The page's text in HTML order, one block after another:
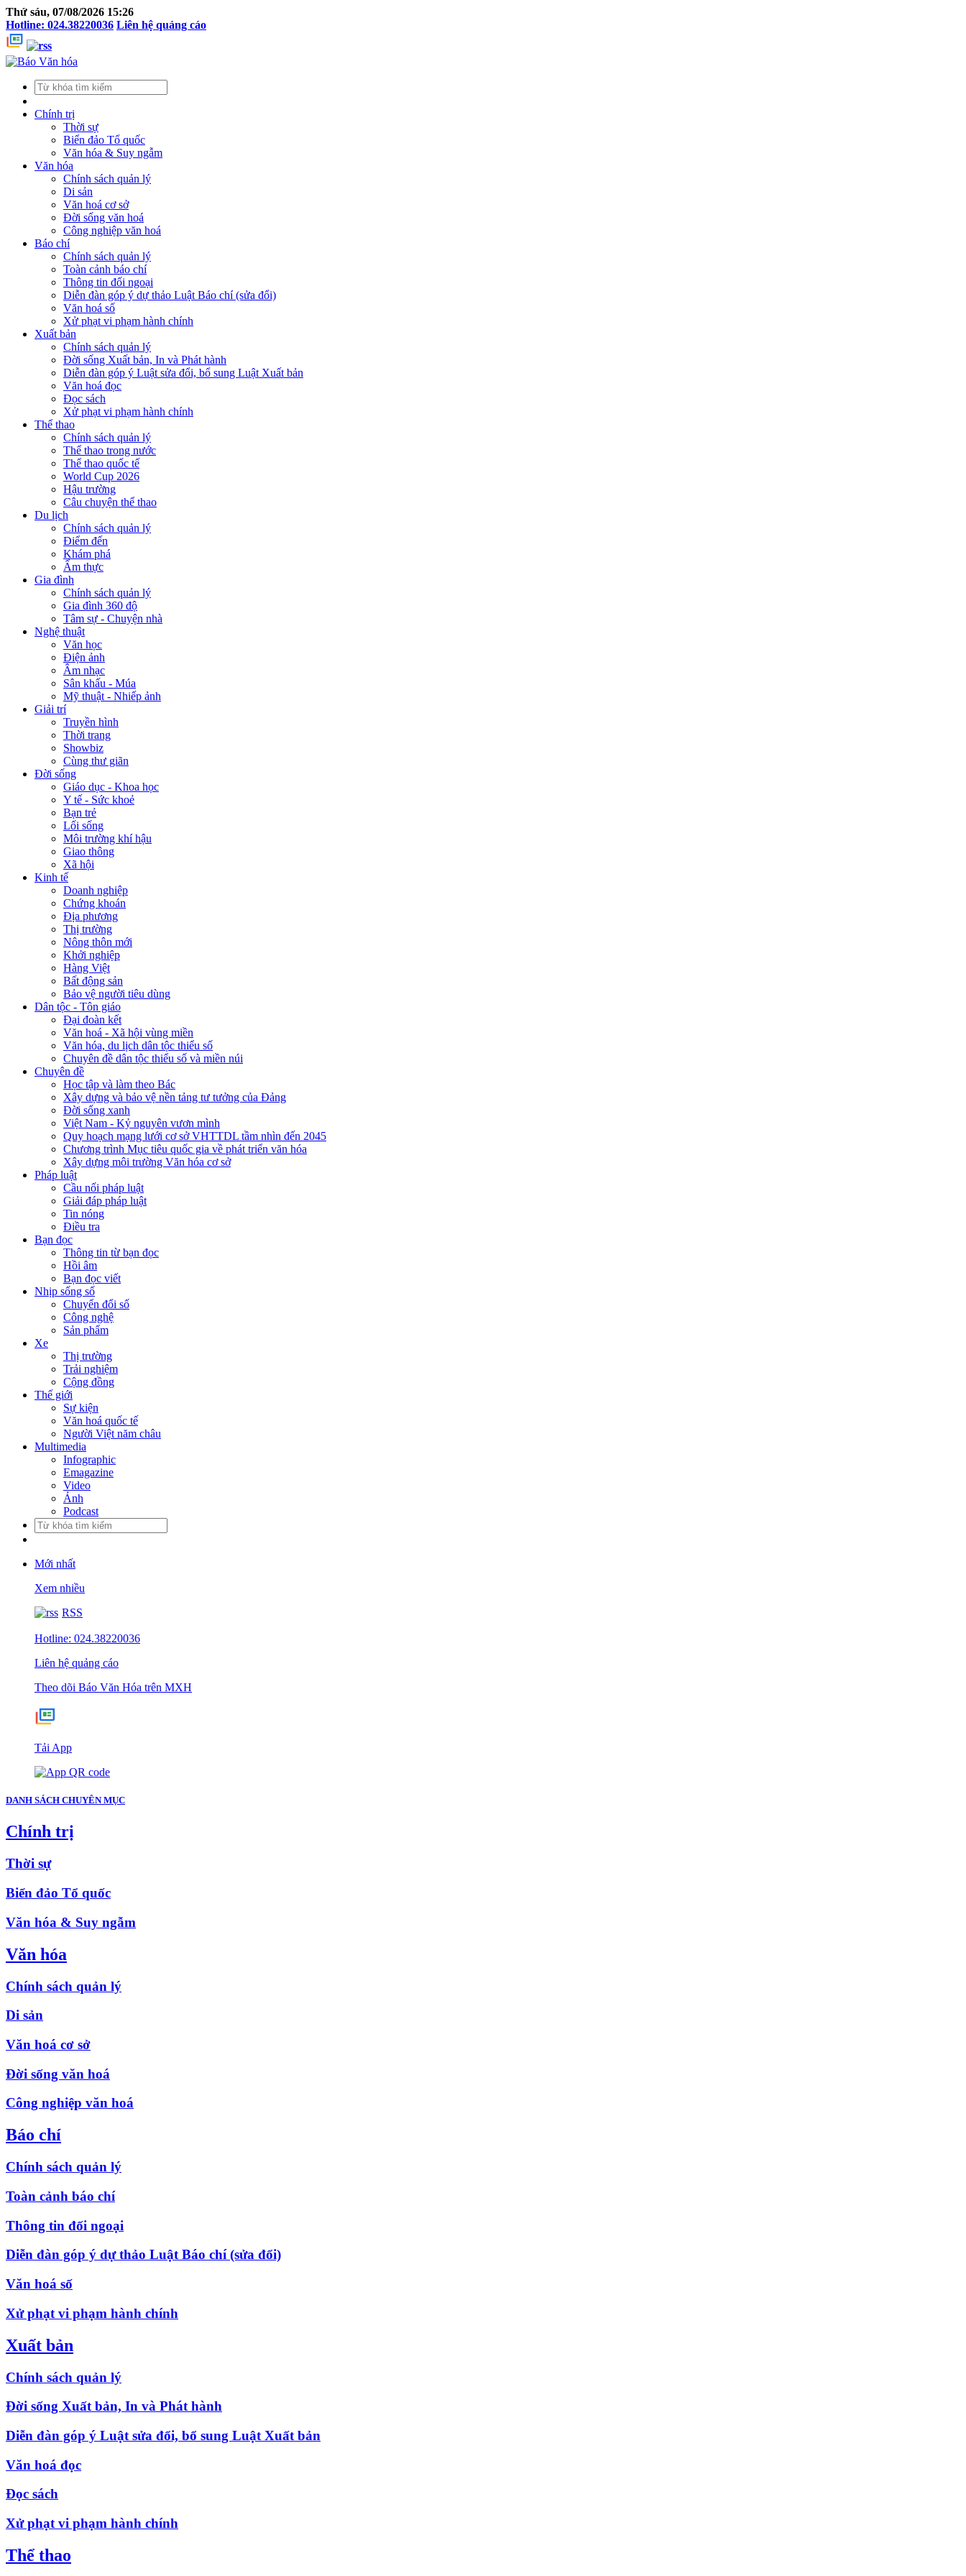
Thứ sáu, 07/08/2026 15:26
Hotline: 024.38220036 Liên hệ quảng cáo
Chính trị
Thời sự
Biển đảo Tổ quốc
Văn hóa & Suy ngẫm
Văn hóa
Chính sách quản lý
Di sản
Văn hoá cơ sở
Đời sống văn hoá
Công nghiệp văn hoá
Báo chí
Chính sách quản lý
Toàn cảnh báo chí
Thông tin đối ngoại
Diễn đàn góp ý dự thảo Luật Báo chí (sửa đổi)
Văn hoá số
Xử phạt vi phạm hành chính
Xuất bản
Chính sách quản lý
Đời sống Xuất bản, In và Phát hành
Diễn đàn góp ý Luật sửa đổi, bổ sung Luật Xuất bản
Văn hoá đọc
Đọc sách
Xử phạt vi phạm hành chính
Thể thao
Chính sách quản lý
Thể thao trong nước
Thể thao quốc tế
World Cup 2026
Hậu trường
Câu chuyện thể thao
Du lịch
Chính sách quản lý
Điểm đến
Khám phá
Ẩm thực
Gia đình
Chính sách quản lý
Gia đình 360 độ
Tâm sự - Chuyện nhà
Nghệ thuật
Văn học
Điện ảnh
Âm nhạc
Sân khấu - Múa
Mỹ thuật - Nhiếp ảnh
Giải trí
Truyền hình
Thời trang
Showbiz
Cùng thư giãn
Đời sống
Giáo dục - Khoa học
Y tế - Sức khoẻ
Bạn trẻ
Lối sống
Môi trường khí hậu
Giao thông
Xã hội
Kinh tế
Doanh nghiệp
Chứng khoán
Địa phương
Thị trường
Nông thôn mới
Khởi nghiệp
Hàng Việt
Bất động sản
Bảo vệ người tiêu dùng
Dân tộc - Tôn giáo
Đại đoàn kết
Văn hoá - Xã hội vùng miền
Văn hóa, du lịch dân tộc thiểu số
Chuyên đề dân tộc thiểu số và miền núi
Chuyên đề
Học tập và làm theo Bác
Xây dựng và bảo vệ nền tảng tư tưởng của Đảng
Đời sống xanh
Việt Nam - Kỷ nguyên vươn mình
Quy hoạch mạng lưới cơ sở VHTTDL tầm nhìn đến 2045
Chương trình Mục tiêu quốc gia về phát triển văn hóa
Xây dựng môi trường Văn hóa cơ sở
Pháp luật
Cầu nối pháp luật
Giải đáp pháp luật
Tin nóng
Điều tra
Bạn đọc
Thông tin từ bạn đọc
Hồi âm
Bạn đọc viết
Nhịp sống số
Chuyển đổi số
Công nghệ
Sản phẩm
Xe
Thị trường
Trải nghiệm
Cộng đồng
Thế giới
Sự kiện
Văn hoá quốc tế
Người Việt năm châu
Multimedia
Infographic
Emagazine
Video
Ảnh
Podcast
Mới nhất
Xem nhiều
RSS
Hotline: 024.38220036
Liên hệ quảng cáo
Theo dõi Báo Văn Hóa trên MXH
Tải App
DANH SÁCH CHUYÊN MỤC
Chính trị
Thời sự
Biển đảo Tổ quốc
Văn hóa & Suy ngẫm
Văn hóa
Chính sách quản lý
Di sản
Văn hoá cơ sở
Đời sống văn hoá
Công nghiệp văn hoá
Báo chí
Chính sách quản lý
Toàn cảnh báo chí
Thông tin đối ngoại
Diễn đàn góp ý dự thảo Luật Báo chí (sửa đổi)
Văn hoá số
Xử phạt vi phạm hành chính
Xuất bản
Chính sách quản lý
Đời sống Xuất bản, In và Phát hành
Diễn đàn góp ý Luật sửa đổi, bổ sung Luật Xuất bản
Văn hoá đọc
Đọc sách
Xử phạt vi phạm hành chính
Thể thao